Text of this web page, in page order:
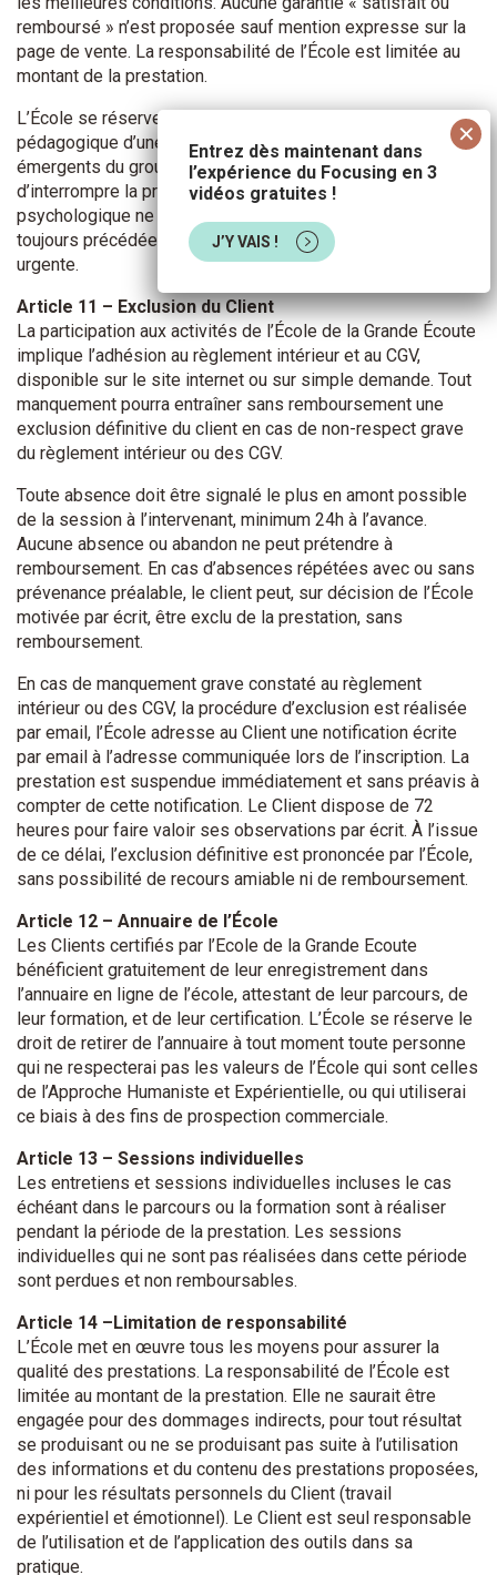
remboursé » n’est proposée sauf mention expresse sur la
page de vente. La responsabilité de l’École est limitée au
montant de la prestation.
L’École se réserve le droit d’ajuster le déroulement
pédagogique d’une prestation en fonction des besoins
émergents du groupe. L’intervenant se réserve le droit
d’interrompre la prestation si les conditions de sécurité
psychologique ne sont plus réunies. Cette décision sera
toujours précédée d’un échange, sauf en cas de situation
urgente.
Article 11 – Exclusion du Client
La participation aux activités de l’École de la Grande Écoute
implique l’adhésion au règlement intérieur et au CGV,
disponible sur le site internet ou sur simple demande. Tout
manquement pourra entraîner sans remboursement une
exclusion définitive du client en cas de non-respect grave
du règlement intérieur ou des CGV.
Toute absence doit être signalé le plus en amont possible
de la session à l’intervenant, minimum 24h à l’avance.
Aucune absence ou abandon ne peut prétendre à
remboursement. En cas d’absences répétées avec ou sans
prévenance préalable, le client peut, sur décision de l’École
motivée par écrit, être exclu de la prestation, sans
remboursement.
En cas de manquement grave constaté au règlement
intérieur ou des CGV, la procédure d’exclusion est réalisée
par email, l’École adresse au Client une notification écrite
par email à l’adresse communiquée lors de l’inscription. La
prestation est suspendue immédiatement et sans préavis à
compter de cette notification. Le Client dispose de 72
heures pour faire valoir ses observations par écrit. À l’issue
de ce délai, l’exclusion définitive est prononcée par l’École,
sans possibilité de recours amiable ni de remboursement.
Article 12 – Annuaire de l’École
Les Clients certifiés par l’Ecole de la Grande Ecoute
bénéficient gratuitement de leur enregistrement dans
l’annuaire en ligne de l’école, attestant de leur parcours, de
leur formation, et de leur certification. L’École se réserve le
droit de retirer de l’annuaire à tout moment toute personne
qui ne respecterai pas les valeurs de l’École qui sont celles
de l’Approche Humaniste et Expérientielle, ou qui utiliserai
ce biais à des fins de prospection commerciale.
Article 13 – Sessions individuelles
Les entretiens et sessions individuelles incluses le cas
échéant dans le parcours ou la formation sont à réaliser
pendant la période de la prestation. Les sessions
individuelles qui ne sont pas réalisées dans cette période
sont perdues et non remboursables.
Article 14 –Limitation de responsabilité
L’École met en œuvre tous les moyens pour assurer la
qualité des prestations. La responsabilité de l’École est
limitée au montant de la prestation. Elle ne saurait être
engagée pour des dommages indirects, pour tout résultat
se produisant ou ne se produisant pas suite à l’utilisation
des informations et du contenu des prestations proposées,
ni pour les résultats personnels du Client (travail
expérientiel et émotionnel). Le Client est seul responsable
de l’utilisation et de l’application des outils dans sa
pratique.
Entrez dès maintenant dans
l’expérience du Focusing en 3
vidéos gratuites !
J’Y VAIS !